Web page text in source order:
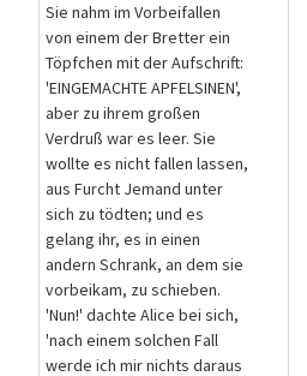
Sie nahm im Vorbeifallen
von einem der Bretter ein
Töpfchen mit der Aufschrift:
'EINGEMACHTE APFELSINEN',
aber zu ihrem großen
Verdruß war es leer. Sie
wollte es nicht fallen lassen,
aus Furcht Jemand unter
sich zu tödten; und es
gelang ihr, es in einen
andern Schrank, an dem sie
vorbeikam, zu schieben.
'Nun!' dachte Alice bei sich,
'nach einem solchen Fall
werde ich mir nichts daraus